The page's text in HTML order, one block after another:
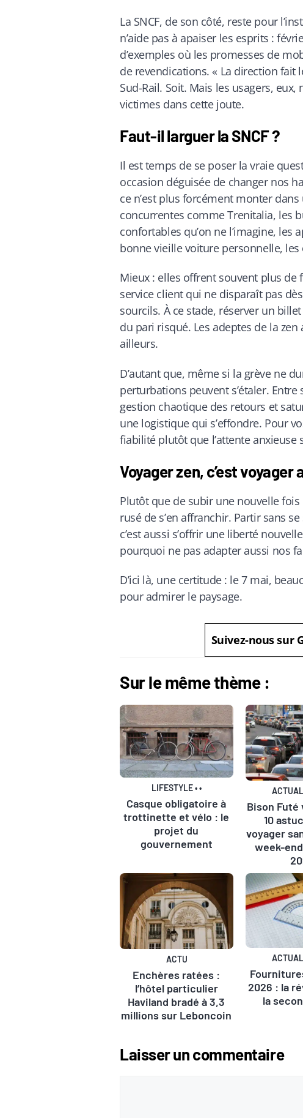
La SNCF, de son côté, reste pour
n’aide pas à apaiser les esprits :
d’exemples où les promesses de
de revendications. « La direction fait
Sud-Rail. Soit. Mais les usagers,
victimes dans cette joute.
Faut-il larguer la SNCF ?
Il est temps de se poser la vraie
occasion déguisée de changer nos
ce n’est plus forcément monter
concurrentes comme Trenitalia, les
confortables qu’on ne l’imagine, les
bonne vieille voiture personnelle,
Mieux : elles offrent souvent plus
service client qui ne disparaît pas
sourcils. À ce stade, réserver un
du pari risqué. Les adeptes de la
ailleurs.
D’autant que, même si la grève ne
perturbations peuvent s’étaler.
gestion chaotique des retours et
une logistique qui s’effondre. Pour
fiabilité plutôt que l’attente anxieuse
Voyager zen, c’est
Plutôt que de subir une nouvelle
rusé de s’en affranchir. Partir sans
c’est aussi s’offrir une liberté
pourquoi ne pas adapter aussi nos
D’ici là, une certitude : le 7 mai,
pour admirer le paysage.
Suivez-nous sur
Sur le même thème :
LIFESTYLE••
Casque obligatoire à
trottinette et vélo : le
projet du
gouvernement
Bison
10
voyager
week-
ACTU
Enchères ratées :
l’hôtel particulier
Haviland bradé à 3,3
millions sur Leboncoin
2026 : la
la
Laisser un commentaire